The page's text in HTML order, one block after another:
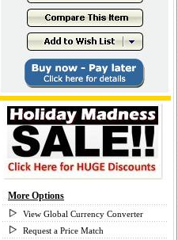
More Options
View Global Currency Converter
Request a Price Match